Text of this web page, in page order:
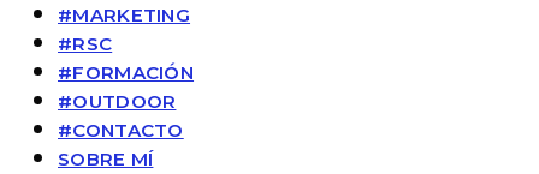
#MARKETING
#RSC
#FORMACIÓN
#OUTDOOR
#CONTACTO
SOBRE MÍ